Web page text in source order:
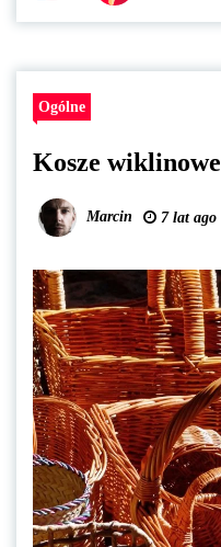
Ogólne
Kosze wiklinowe
Marcin 7 lat ago